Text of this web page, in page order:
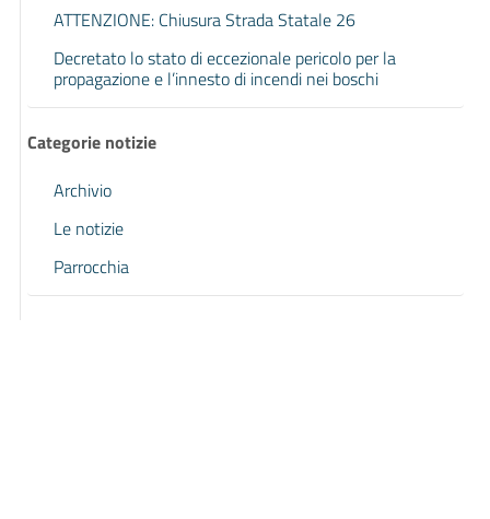
ATTENZIONE: Chiusura Strada Statale 26
Decretato lo stato di eccezionale pericolo per la
propagazione e l’innesto di incendi nei boschi
Categorie notizie
Archivio
Le notizie
Parrocchia